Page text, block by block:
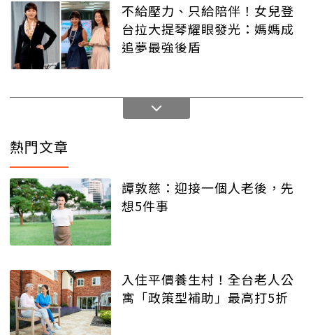
不給壓力、只給陪伴！女兒登
台拉大提琴耀眼發光：媽媽成
追夢最強後盾
熱門文章
譚敦慈：迎接一個人老後，先
想5件事
入住平價養生村！全台老人公
寓「政策型補助」最高打5折